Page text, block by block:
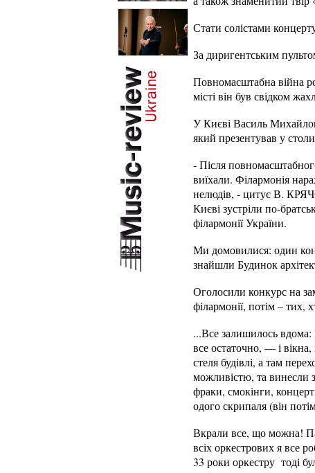
Стати солістами
За диригентським
Повномасштабна війна
місті він був свідком
У Києві Василь
який презентував у
- Після
виїхали. Філармонія
нелюдів, - цитує В.
Києві зустріли по-
філармонії України.
Ми домовилися: один
знайшли Будинок
Оголосили конкурс на
філармонії, потім – тих,
...Все залишилось
все остаточно, — і
стеля будівлі, а там
можливістю, та винесли
фраки, смокінги,
одого скрипаля (він
Вкрали все, що можна!
всіх оркестрових я все
33 роки оркестру тоді